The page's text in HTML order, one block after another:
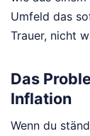
Umfeld das
Trauer, nicht
Das
Inflation
Wenn du